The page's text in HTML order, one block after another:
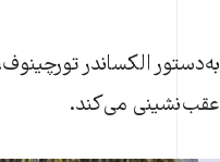
به‌دستور الکساندر
عقب‌نشينی می‌کند.